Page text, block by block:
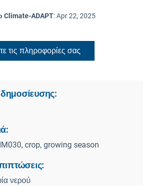
Climate-ADAPT:Apr 22, 2025
τις πληροφορίες σας
crop, growing season
νερού